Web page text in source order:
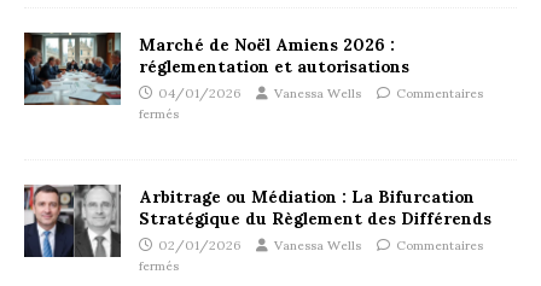
Marché de Noël Amiens 2026 :
réglementation et autorisations
04/01/2026 Vanessa Wells Commentaires
fermés
Arbitrage ou Médiation : La Bifurcation
Stratégique du Règlement des Différends
02/01/2026 Vanessa Wells Commentaires
fermés